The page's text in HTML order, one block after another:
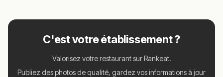
C'est votre établissement ?
Valorisez votre restaurant sur Rankeat.
Publiez des photos de qualité, gardez vos informations à jour